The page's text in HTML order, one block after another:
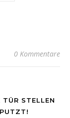
0 Kommentare
TÜR STELLEN